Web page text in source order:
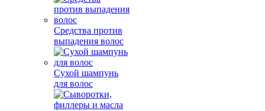
Средства против
выпадения волос
Сухой шампунь
для волос